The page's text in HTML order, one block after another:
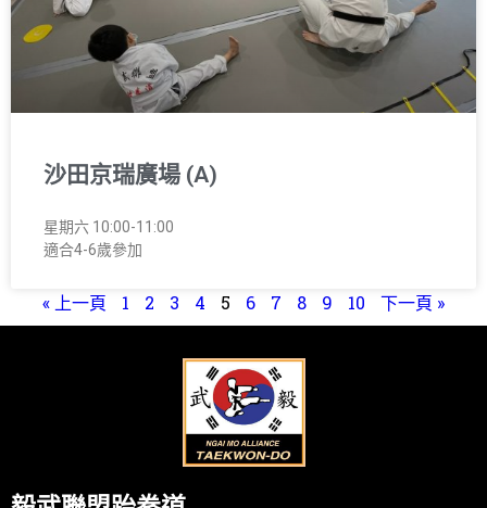
沙田京瑞廣場 (A)
星期六 10:00-11:00
適合4-6歲參加
« 上一頁 1 2 3 4 5 6 7 8 9 10 下一頁 »